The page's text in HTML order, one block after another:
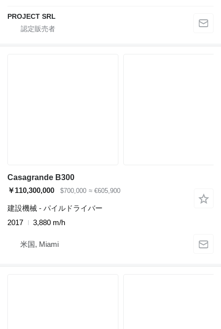
PROJECT SRL
Casagrande B300
￥110,300,000
$700,000 ≈ €605,900
建設機械 - パイルドライバー
2017
3,880 m/h
米国, Miami